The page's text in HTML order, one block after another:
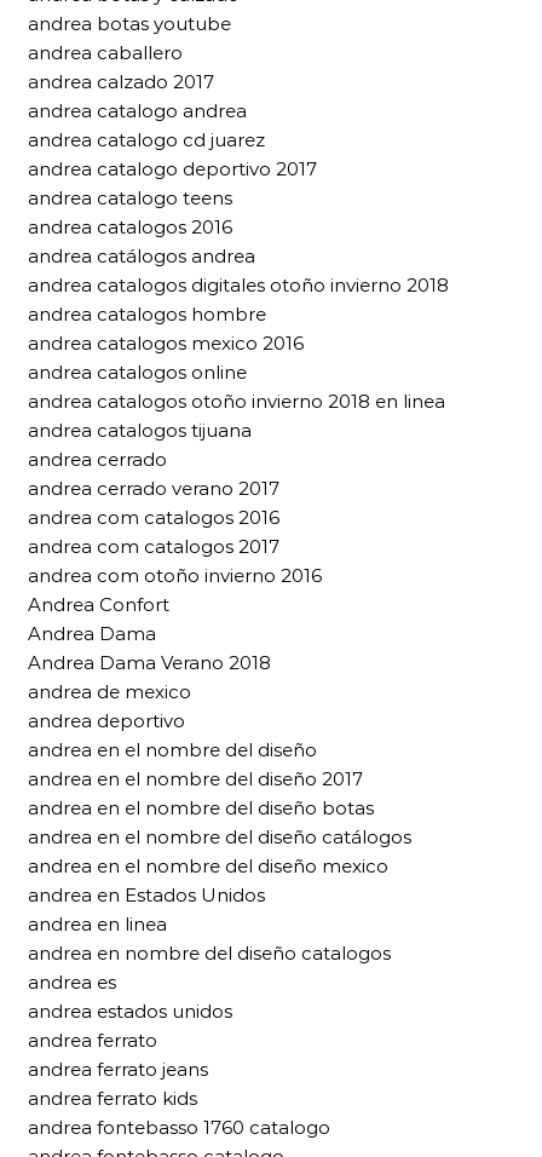
andrea botas youtube
andrea caballero
andrea calzado 2017
andrea catalogo andrea
andrea catalogo cd juarez
andrea catalogo deportivo 2017
andrea catalogo teens
andrea catalogos 2016
andrea catálogos andrea
andrea catalogos digitales otoño invierno 2018
andrea catalogos hombre
andrea catalogos mexico 2016
andrea catalogos online
andrea catalogos otoño invierno 2018 en linea
andrea catalogos tijuana
andrea cerrado
andrea cerrado verano 2017
andrea com catalogos 2016
andrea com catalogos 2017
andrea com otoño invierno 2016
Andrea Confort
Andrea Dama
Andrea Dama Verano 2018
andrea de mexico
andrea deportivo
andrea en el nombre del diseño
andrea en el nombre del diseño 2017
andrea en el nombre del diseño botas
andrea en el nombre del diseño catálogos
andrea en el nombre del diseño mexico
andrea en Estados Unidos
andrea en linea
andrea en nombre del diseño catalogos
andrea es
andrea estados unidos
andrea ferrato
andrea ferrato jeans
andrea ferrato kids
andrea fontebasso 1760 catalogo